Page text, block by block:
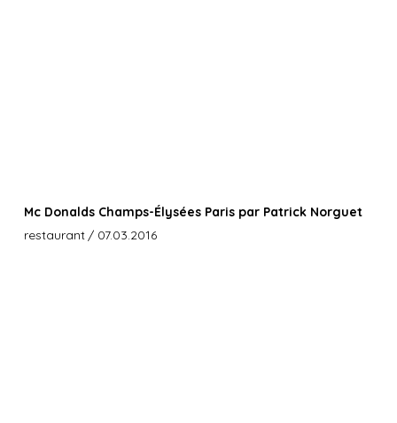
Mc Donalds Champs-Élysées Paris par Patrick Norguet
restaurant / 07.03.2016